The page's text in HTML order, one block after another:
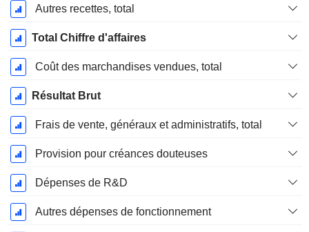
Décembre
Autres recettes, total
Total Chiffre d'affaires
Coût des marchandises vendues, total
Résultat Brut
Frais de vente, généraux et administratifs, total
Provision pour créances douteuses
Dépenses de R&D
Autres dépenses de fonctionnement